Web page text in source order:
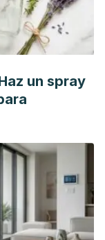
un spray